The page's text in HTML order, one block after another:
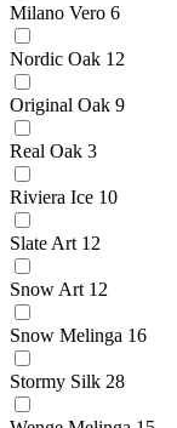
Milano Vero 6
Nordic Oak 12
Original Oak 9
Real Oak 3
Riviera Ice 10
Slate Art 12
Snow Art 12
Snow Melinga 16
Stormy Silk 28